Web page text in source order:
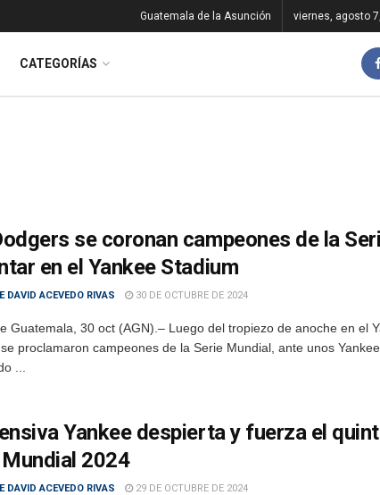
Guatemala de la Asunción viernes, agosto
CATEGORÍAS
se coronan campeones de la
en el Yankee Stadium
DAVID ACEVEDO RIVAS 30 DE OCTUBRE DE 2024
Guatemala, 30 oct (AGN).– Luego del tropiezo de anoche en el
proclamaron campeones de la Serie Mundial, ante unos
...
Yankee despierta y fuerza el
2024
DAVID ACEVEDO RIVAS 29 DE OCTUBRE DE 2024